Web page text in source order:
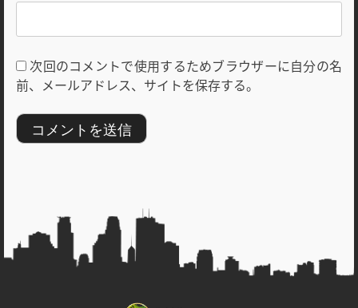
次回のコメントで使用するためブラウザーに自分の名
前、メールアドレス、サイトを保存する。